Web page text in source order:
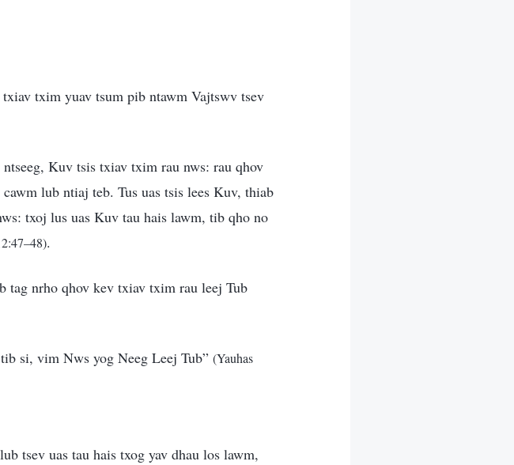
txim yuav tsum pib ntawm Vajtswv tsev
Kuv tsis txiav txim rau nws: rau qhov
lub ntiaj teb. Tus uas tsis lees Kuv, thiab
txoj lus uas Kuv tau hais lawm, tib qho no
.
tag nrho qhov kev txiav txim rau leej Tub
si, vim Nws yog Neeg Leej Tub” (Yauhas
tsev uas tau hais txog yav dhau los lawm,